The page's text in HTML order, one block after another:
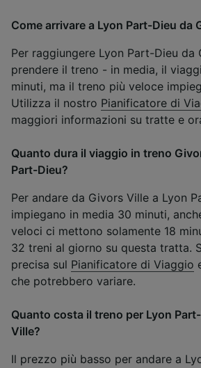
Come arrivare a Lyon Part-Dieu da
Per raggiungere Lyon Part-Dieu da
prendere il treno - in media, il
minuti, ma il treno più veloce
Utilizza il nostro Pianificatore di
maggiori informazioni su tratte e
Quanto dura il viaggio in treno
Part-Dieu?
Per andare da Givors Ville a Lyon
impiegano in media 30 minuti,
veloci ci mettono solamente 18
32 treni al giorno su questa tratta.
precisa sul Pianificatore di Viaggio
che potrebbero variare.
Quanto costa il treno per Lyon
Ville?
Il prezzo più basso per andare a